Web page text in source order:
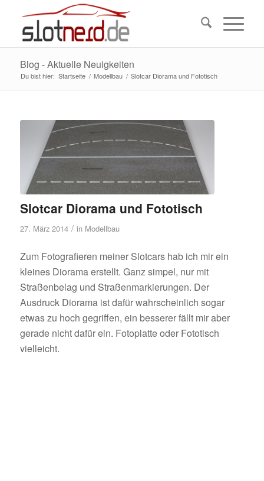
Blog - Aktuelle Neuigkeiten
Du bist hier: Startseite / Modellbau / Slotcar Diorama und Fototisch
Slotcar Diorama und Fototisch
27. März 2014 / in Modellbau
Zum Fotografieren meiner Slotcars hab ich mir ein
kleines Diorama erstellt. Ganz simpel, nur mit
Straßenbelag und Straßenmarkierungen. Der
Ausdruck Diorama ist dafür wahrscheinlich sogar
etwas zu hoch gegriffen, ein besserer fällt mir aber
gerade nicht dafür ein. Fotoplatte oder Fototisch
vielleicht.